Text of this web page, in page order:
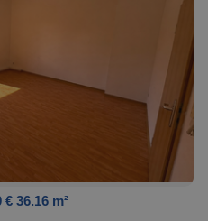
36.16 m²